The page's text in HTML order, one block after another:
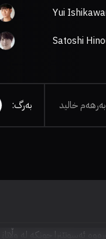
Yui Ishikawa
Satoshi Hino
بەرهەم خالید بەرگ: